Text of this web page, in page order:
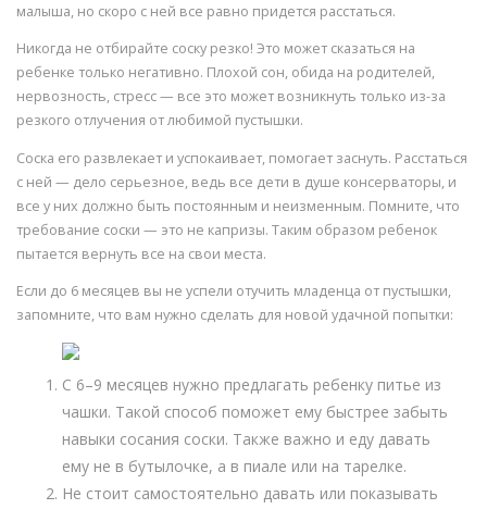
малыша, но скоро с ней все равно придется расстаться.
Никогда не отбирайте соску резко! Это может сказаться на
ребенке только негативно. Плохой сон, обида на родителей,
нервозность, стресс — все это может возникнуть только из-за
резкого отлучения от любимой пустышки.
Соска его развлекает и успокаивает, помогает заснуть. Расстаться
с ней — дело серьезное, ведь все дети в душе консерваторы, и
все у них должно быть постоянным и неизменным. Помните, что
требование соски — это не капризы. Таким образом ребенок
пытается вернуть все на свои места.
Если до 6 месяцев вы не успели отучить младенца от пустышки,
запомните, что вам нужно сделать для новой удачной попытки:
С 6–9 месяцев нужно предлагать ребенку питье из
чашки. Такой способ поможет ему быстрее забыть
навыки сосания соски. Также важно и еду давать
ему не в бутылочке, а в пиале или на тарелке.
Не стоит самостоятельно давать или показывать